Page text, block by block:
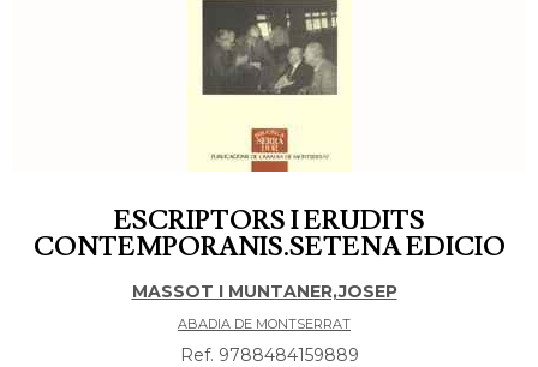
ESCRIPTORS I ERUDITS
CONTEMPORANIS.SETENA EDICIO
MASSOT I MUNTANER,JOSEP
ABADIA DE MONTSERRAT
Ref. 9788484159889